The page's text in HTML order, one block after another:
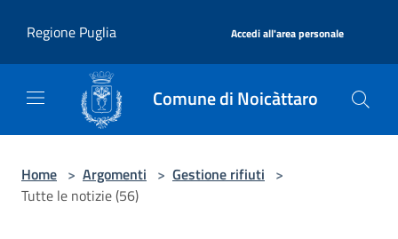
Regione Puglia
Accedi all'area personale
Comune di Noicàttaro
Home > Argomenti > Gestione rifiuti >
Tutte le notizie (56)